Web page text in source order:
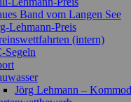
Band vom Langen See
Lehmann-Preis
(intern)
Segeln
Jörg Lehmann –